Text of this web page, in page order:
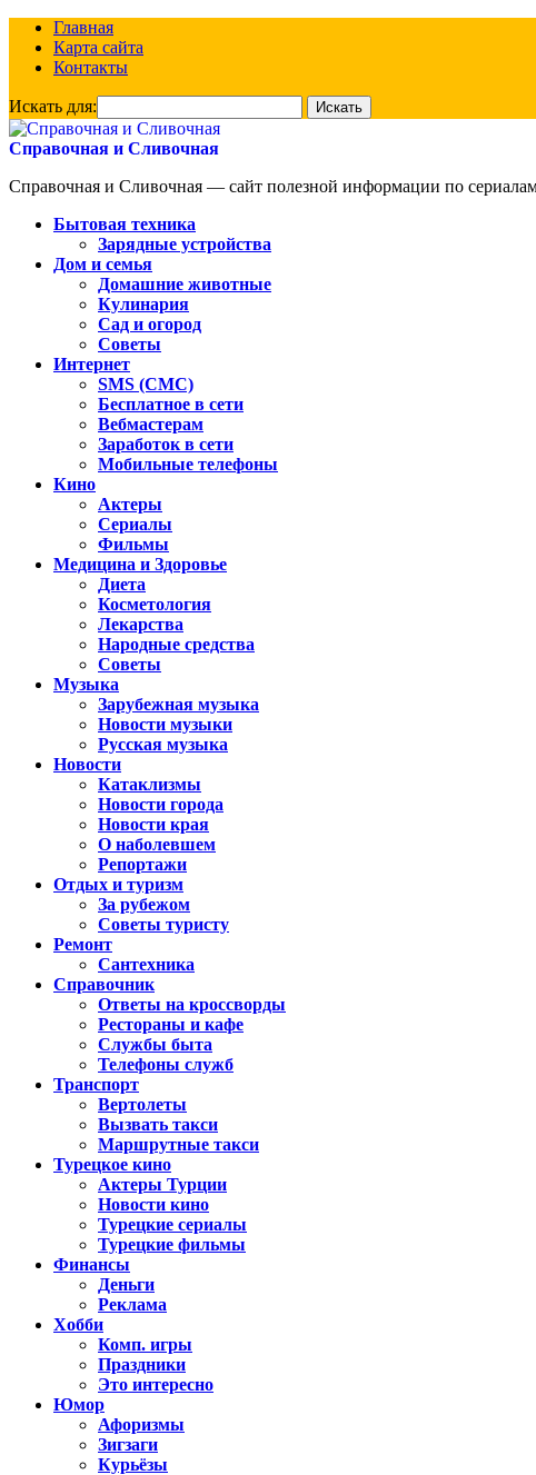
Главная
Карта сайта
Контакты
Искать для:
Справочная и Сливочная
Справочная и Сливочная — сайт полезной информации по
Бытовая техника
Зарядные устройства
Дом и семья
Домашние животные
Кулинария
Сад и огород
Советы
Интернет
SMS (СМС)
Бесплатное в сети
Вебмастерам
Заработок в сети
Мобильные телефоны
Кино
Актеры
Сериалы
Фильмы
Медицина и Здоровье
Диета
Косметология
Лекарства
Народные средства
Советы
Музыка
Зарубежная музыка
Новости музыки
Русская музыка
Новости
Катаклизмы
Новости города
Новости края
О наболевшем
Репортажи
Отдых и туризм
За рубежом
Советы туристу
Ремонт
Сантехника
Справочник
Ответы на кроссворды
Рестораны и кафе
Службы быта
Телефоны служб
Транспорт
Вертолеты
Вызвать такси
Маршрутные такси
Турецкое кино
Актеры Турции
Новости кино
Турецкие сериалы
Турецкие фильмы
Финансы
Деньги
Реклама
Хобби
Комп. игры
Праздники
Это интересно
Юмор
Афоризмы
Зигзаги
Курьёзы